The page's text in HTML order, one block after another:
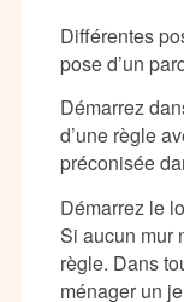
Différentes
pose d’un
Démarrez
d’une règle
préconisée
Démarrez le
Si aucun mur
règle. Dans
ménager un